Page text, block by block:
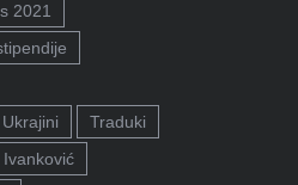
2021
Traduki